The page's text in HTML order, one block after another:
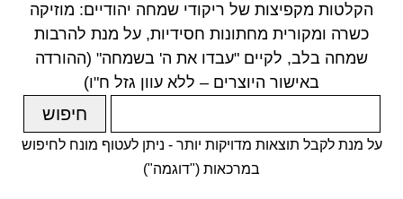
הקלטות מקפיצות של ריקודי שמחה יהודיים: מוזיקה
כשרה ומקורית מחתונות חסידיות, על מנת להרבות
שמחה בלב, לקיים "עבדו את ה' בשמחה" (ההורדה
באישור היוצרים – ללא עוון גזל ח"ו)
על מנת לקבל תוצאות מדויקות יותר - ניתן לעטוף מונח לחיפוש
במרכאות ("דוגמה")